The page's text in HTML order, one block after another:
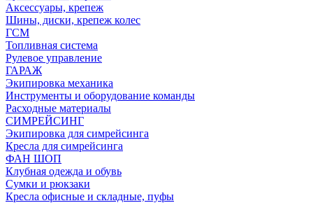
Аксессуары, крепеж
Шины, диски, крепеж колес
ГСМ
Топливная система
Рулевое управление
ГАРАЖ
Экипировка механика
Инструменты и оборудование команды
Расходные материалы
СИМРЕЙСИНГ
Экипировка для симрейсинга
Кресла для симрейсинга
ФАН ШОП
Клубная одежда и обувь
Сумки и рюкзаки
Кресла офисные и складные, пуфы